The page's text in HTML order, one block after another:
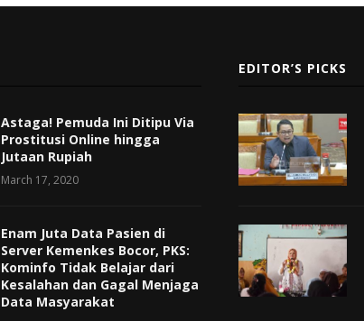
Astaga! Pemuda Ini Ditipu Via
Prostitusi Online hingga
Jutaan Rupiah
March 17, 2020
Enam Juta Data Pasien di
Server Kemenkes Bocor, PKS:
Kominfo Tidak Belajar dari
Kesalahan dan Gagal Menjaga
Data Masyarakat
EDITOR’S PICKS